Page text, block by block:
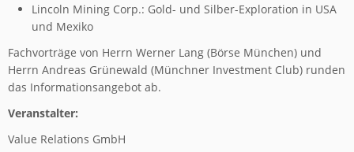
Lincoln Mining Corp.: Gold- und Silber-Exploration in USA
und Mexiko
Fachvorträge von Herrn Werner Lang (Börse München) und
Herrn Andreas Grünewald (Münchner Investment Club) runden
das Informationsangebot ab.
Veranstalter:
Value Relations GmbH